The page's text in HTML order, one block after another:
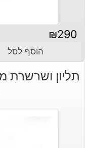
₪290
הוסף לסל